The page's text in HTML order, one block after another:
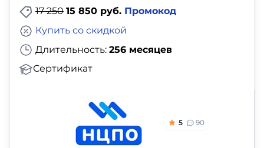
17 250 15 850 руб. Промокод
Длительность: 256 месяцев
Сертификат
Купить со скидкой
5 90